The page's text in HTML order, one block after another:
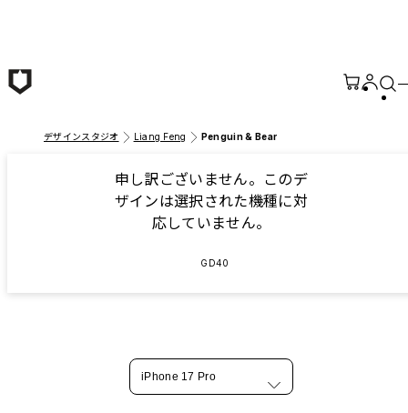
デザインスタジオ Liang Feng Penguin & Bear
申し訳ございません。このデ
ザインは選択された機種に対
応していません。
GD40
iPhone 17 Pro